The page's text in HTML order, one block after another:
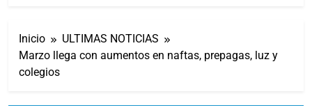
Inicio
ULTIMAS NOTICIAS
Marzo llega con aumentos en naftas, prepagas, luz y
colegios